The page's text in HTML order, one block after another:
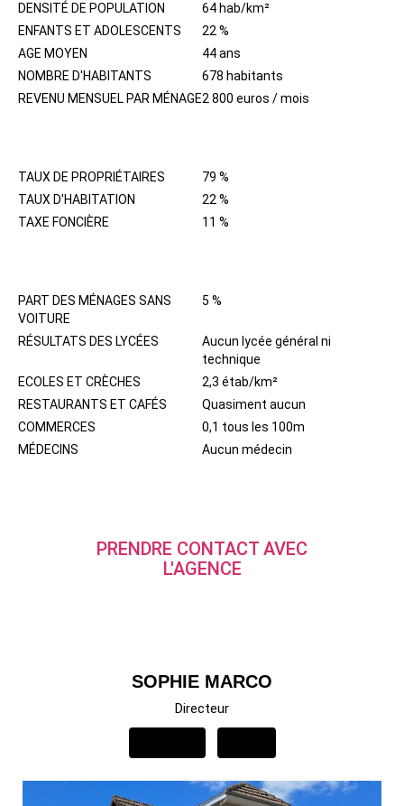
DENSITÉ DE POPULATION
64 hab/km²
ENFANTS ET ADOLESCENTS
22 %
AGE MOYEN
44 ans
NOMBRE D'HABITANTS
678 habitants
REVENU MENSUEL PAR MÉNAGE2 800 euros / mois
TAUX DE PROPRIÉTAIRES
79 %
TAUX D'HABITATION
22 %
TAXE FONCIÈRE
11 %
PART DES MÉNAGES SANS
VOITURE
5 %
RÉSULTATS DES LYCÉES
Aucun lycée général ni
technique
ECOLES ET CRÈCHES
2,3 étab/km²
RESTAURANTS ET CAFÉS
Quasiment aucun
COMMERCES
0,1 tous les 100m
MÉDECINS
Aucun médecin
PRENDRE CONTACT AVEC
L'AGENCE
SOPHIE MARCO
Directeur